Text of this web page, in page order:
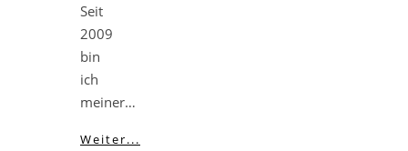
Seit
2009
bin
ich
meiner…
Weiter...